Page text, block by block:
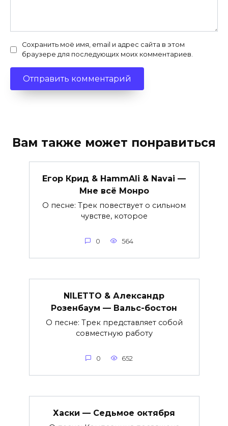
Сохранить моё имя, email и адрес сайта в этом
браузере для последующих моих комментариев.
Вам также может понравиться
Егор Крид & HammAli & Navai —
Мне всё Монро
О песне: Трек повествует о сильном
чувстве, которое
0 564
NILETTO & Александр
Розенбаум — Вальс-бостон
О песне: Трек представляет собой
совместную работу
0 652
Хаски — Седьмое октября